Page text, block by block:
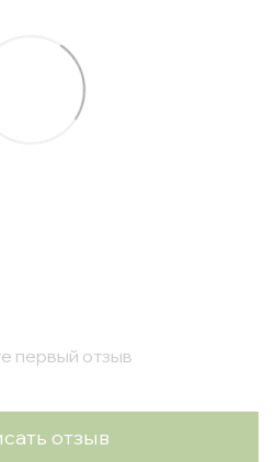
первый отзыв
отзыв